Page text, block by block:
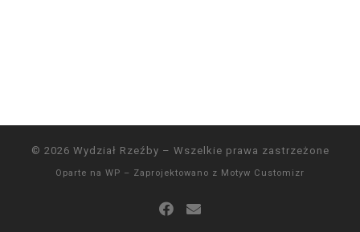
© 2026 Wydział Rzeźby – Wszelkie prawa zastrzeżone
Oparte na WP – Zaprojektowano z Motyw Customizr